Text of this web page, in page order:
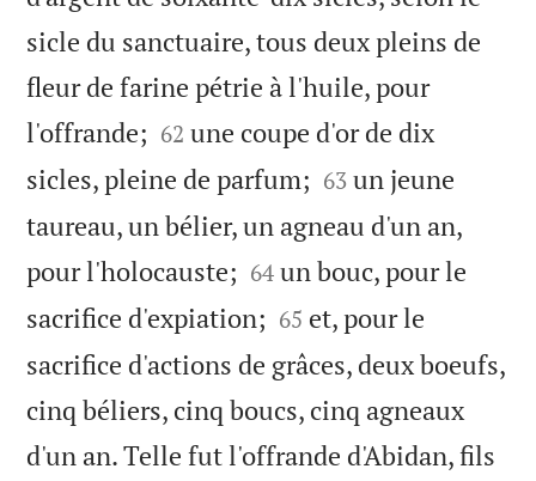
sicle du sanctuaire, tous deux pleins de
fleur de farine pétrie à l'huile, pour
l'offrande; 

62 une coupe d'or de dix
sicles, pleine de parfum; 

63 un jeune
taureau, un bélier, un agneau d'un an,
pour l'holocauste; 

64 un bouc, pour le
sacrifice d'expiation; 

65 et, pour le
sacrifice d'actions de grâces, deux boeufs,
cinq béliers, cinq boucs, cinq agneaux
d'un an. Telle fut l'offrande d'Abidan, fils